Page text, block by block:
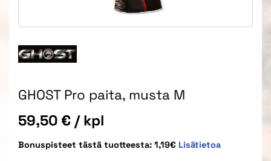
GHOST Pro paita, musta M
Hinta
59,50 € / kpl
Bonuspisteet tästä tuotteesta: 1,19€ Lisätietoa